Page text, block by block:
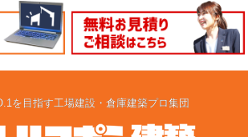
を目指す工場建設・倉庫建築プロ集団